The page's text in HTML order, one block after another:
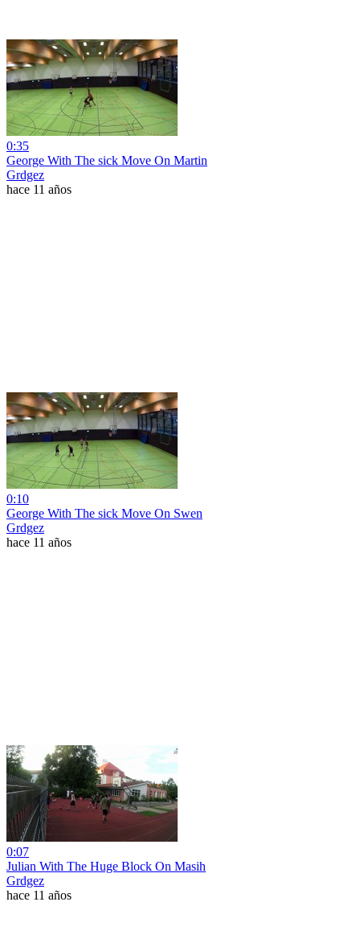
0:35
George With The sick Move On Martin
Grdgez
hace 11 años
0:10
George With The sick Move On Swen
Grdgez
hace 11 años
0:07
Julian With The Huge Block On Masih
Grdgez
hace 11 años